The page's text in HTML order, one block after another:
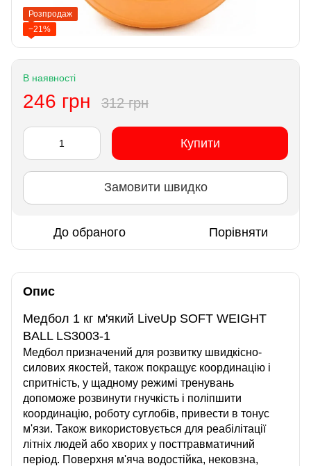
Розпродаж
−21%
В наявності
246 грн 312 грн
Купити
Замовити швидко
До обраного Порівняти
Опис
Медбол 1 кг м'який LiveUp SOFT WEIGHT
BALL LS3003-1
Медбол призначений для розвитку швидкісно-
силових якостей, також покращує координацію і
спритність, у щадному режимі тренувань
допоможе розвинути гнучкість і поліпшити
координацію, роботу суглобів, привести в тонус
м'язи. Також використовується для реабілітації
літніх людей або хворих у посттравматичний
період. Поверхня м'яча водостійка, нековзна,